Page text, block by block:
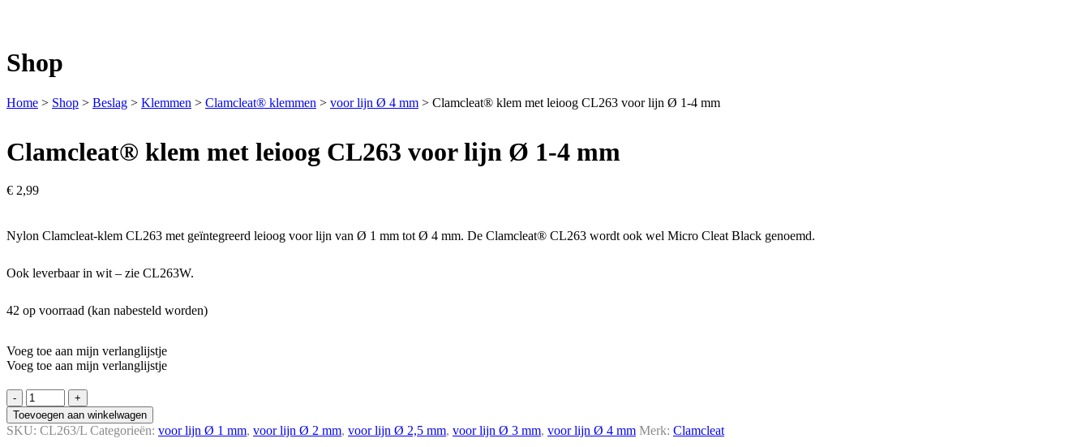
Shop
Home > Shop > Beslag > Klemmen > Clamcleat® klemmen > voor lijn Ø 4 mm > Clamcleat® klem met leioog CL263 voor lijn Ø 1-4 mm
Clamcleat® klem met leioog CL263 voor lijn Ø 1-4 mm
€ 2,99
Nylon Clamcleat-klem CL263 met geïntegreerd leioog voor lijn van Ø 1 mm tot Ø 4 mm. De Clamcleat® CL263 wordt ook wel Micro Cleat Black genoemd.
Ook leverbaar in wit – zie CL263W.
42 op voorraad (kan nabesteld worden)
Voeg toe aan mijn verlanglijstje
Voeg toe aan mijn verlanglijstje
Clamcleat®
klem
met
leioog
Toevoegen aan winkelwagen
SKU: CL263/L Categorieën: voor lijn Ø 1 mm, voor lijn Ø 2 mm, voor lijn Ø 2,5 mm, voor lijn Ø 3 mm, voor lijn Ø 4 mm Merk: Clamcleat